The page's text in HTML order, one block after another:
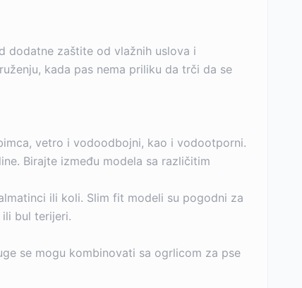
dodatne zaštite od vlažnih uslova i
kada pas nema priliku da trči da se
vetro i vodoodbojni, kao i vodootporni.
Birajte između modela sa različitim
ili koli. Slim fit modeli su pogodni za
bul terijeri.
se mogu kombinovati sa ogrlicom za pse